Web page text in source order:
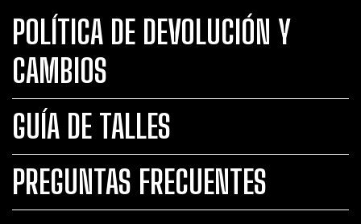
POLÍTICA DE DEVOLUCIÓN Y
CAMBIOS
GUÍA DE TALLES
PREGUNTAS FRECUENTES